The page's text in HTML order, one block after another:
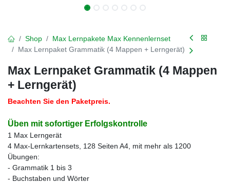
Shop
Max Lernpakete Max Kennenlernset
Max Lernpaket Grammatik (4 Mappen + Lerngerät)
Max Lernpaket Grammatik (4 Mappen
+ Lerngerät)
Beachten Sie den Paketpreis.
Üben mit sofortiger Erfolgskontrolle
1 Max Lerngerät
4 Max-Lernkartensets, 128 Seiten A4, mit mehr als 1200
Übungen:
- Grammatik 1 bis 3
- Buchstaben und Wörter